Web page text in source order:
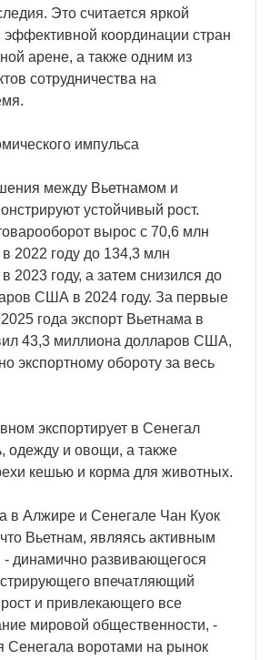
Это считается яркой
эффективной координации стран
арене, а также одним из
сотрудничества на
импульса
между Вьетнамом и
устойчивый рост.
вырос с 70,6 млн
2022 году до 134,3 млн
году, а затем снизился до
США в 2024 году. За первые
года экспорт Вьетнама в
43,3 миллиона долларов США,
экспортному обороту за весь
экспортирует в Сенегал
одежду и овощи, а также
кешью и корма для животных.
в Алжире и Сенегале Чан Куок
Вьетнам, являясь активным
динамично развивающегося
впечатляющий
и привлекающего все
мировой общественности, -
Сенегала воротами на рынок